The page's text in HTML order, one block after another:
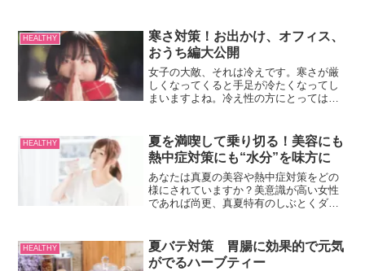
いわれてます。栄養素では天然のビタミ
ン類、葉酸、カルシウム、...
HEALTHY
寒さ対策！お出かけ、オフィス、
おうち編大公開
女子の大敵、それは冷えです。寒さが厳
しくなってくると手足が冷たくなってし
まいますよね。冷え性の方にとっては今
に、しっかりと対策グッズを揃えておけ
ば冬も怖くありません。かわいくて高性
能な寒さ対策グッズで、冬を楽しんじゃ
いましょう。
HEALTHY
夏を満喫して乗り切る！美容にも
熱中症対策にも“水分”を味方に
あなたは真夏の美容や熱中症対策をどの
様にされていますか？美意識が高い女性
であれば尚更、真夏特有のしぶとくダメ
う。恐らく殆どの方が、化粧品でのUVケ
ア・帽子や洋服・冷却グッ...
HEALTHY
夏バテ対策 胃腸に効果的で元気
がでるハーブティー